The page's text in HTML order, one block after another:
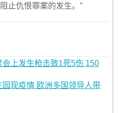
止仇恨罪案的发生。”
会上发生枪击致1死5伤 150
园现疫情 欧洲多国领导人带